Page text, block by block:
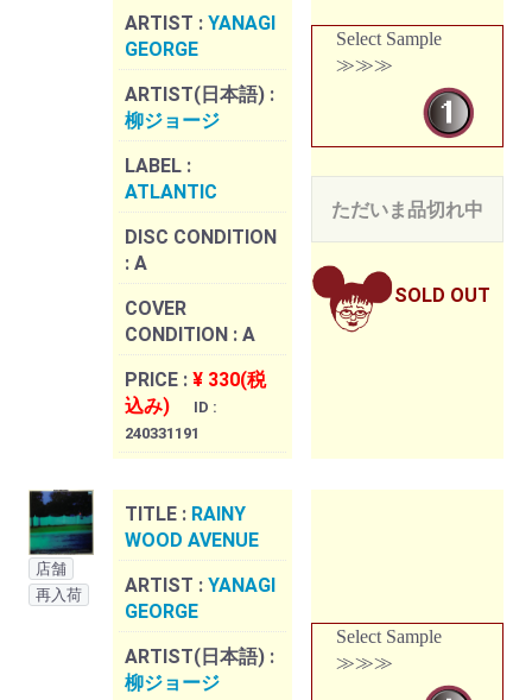
ARTIST : YANAGI
GEORGE
ARTIST(日本語) :
柳ジョージ
LABEL :
ATLANTIC
DISC CONDITION
: A
COVER
CONDITION : A
PRICE : ¥ 330(税
込み)
ID :
240331191
Select Sample
≫≫≫
ただいま品切れ中
SOLD OUT
店舗
再入荷
TITLE : RAINY
WOOD AVENUE
ARTIST : YANAGI
GEORGE
ARTIST(日本語) :
柳ジョージ
Select Sample
≫≫≫